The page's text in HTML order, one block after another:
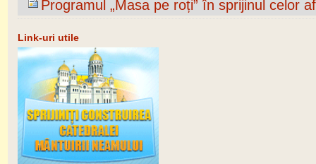
Programul „Masa pe roți” în sprijinul celor
Link-uri utile